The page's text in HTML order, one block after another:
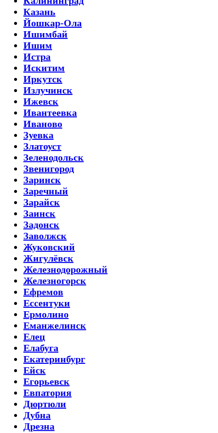
Казань
Йошкар-Ола
Ишимбай
Ишим
Истра
Искитим
Иркутск
Излучинск
Ижевск
Ивантеевка
Иваново
Зуевка
Златоуст
Зеленодольск
Звенигород
Заринск
Заречный
Зарайск
Заинск
Задонск
Заволжск
Жуковский
Жигулёвск
Железнодорожный
Железногорск
Ефремов
Ессентуки
Ермолино
Еманжелинск
Елец
Елабуга
Екатеринбург
Ейск
Егорьевск
Евпатория
Дюртюли
Дубна
Дрезна